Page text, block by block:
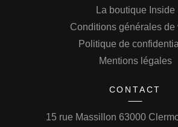
La boutique Inside
Conditions générales de
Politique de
Mentions légales
CONTACT
15 rue Massillon 63000